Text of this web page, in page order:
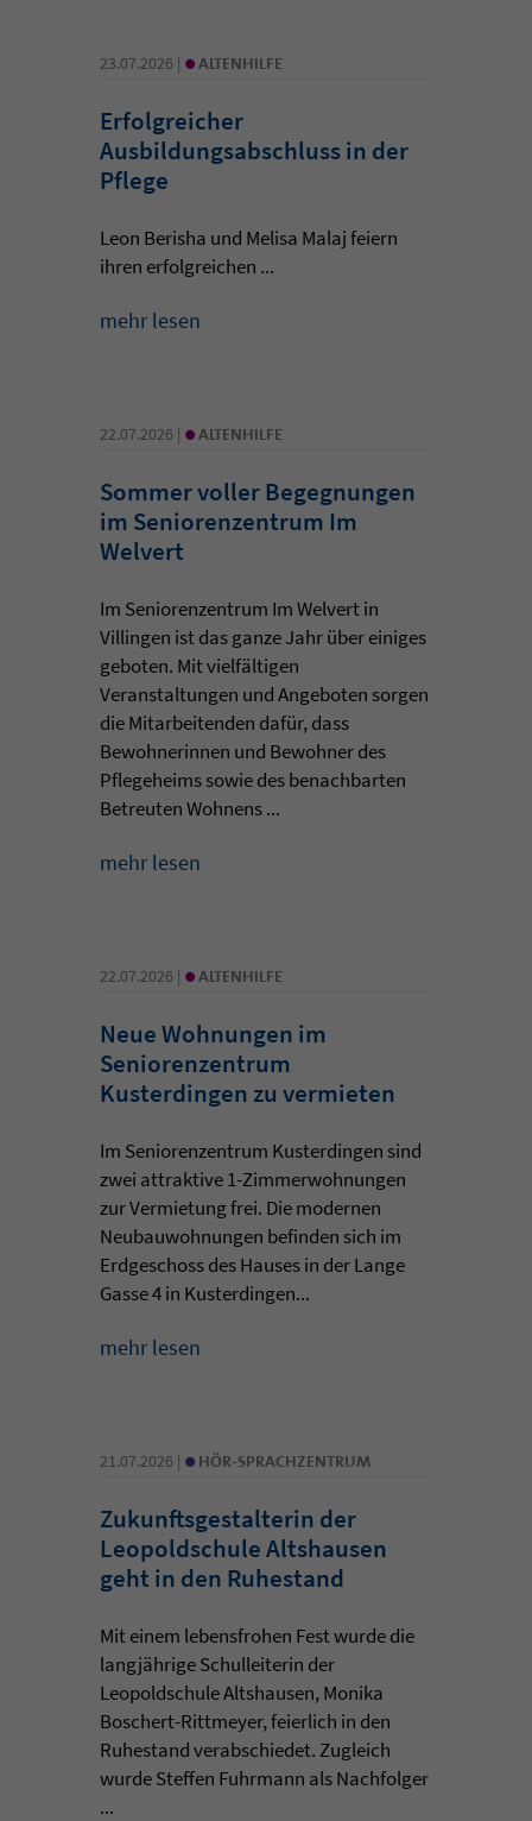
23.07.2026 | • ALTENHILFE
Erfolgreicher
Ausbildungsabschluss in der
Pflege
Leon Berisha und Melisa Malaj feiern
ihren erfolgreichen ...
mehr lesen
22.07.2026 | • ALTENHILFE
Sommer voller Begegnungen
im Seniorenzentrum Im
Welvert
Im Seniorenzentrum Im Welvert in
Villingen ist das ganze Jahr über einiges
geboten. Mit vielfältigen
Veranstaltungen und Angeboten sorgen
die Mitarbeitenden dafür, dass
Bewohnerinnen und Bewohner des
Pflegeheims sowie des benachbarten
Betreuten Wohnens ...
mehr lesen
22.07.2026 | • ALTENHILFE
Neue Wohnungen im
Seniorenzentrum
Kusterdingen zu vermieten
Im Seniorenzentrum Kusterdingen sind
zwei attraktive 1-Zimmerwohnungen
zur Vermietung frei. Die modernen
Neubauwohnungen befinden sich im
Erdgeschoss des Hauses in der Lange
Gasse 4 in Kusterdingen...
mehr lesen
21.07.2026 | • HÖR-SPRACHZENTRUM
Zukunftsgestalterin der
Leopoldschule Altshausen
geht in den Ruhestand
Mit einem lebensfrohen Fest wurde die
langjährige Schulleiterin der
Leopoldschule Altshausen, Monika
Boschert-Rittmeyer, feierlich in den
Ruhestand verabschiedet. Zugleich
wurde Steffen Fuhrmann als Nachfolger
...